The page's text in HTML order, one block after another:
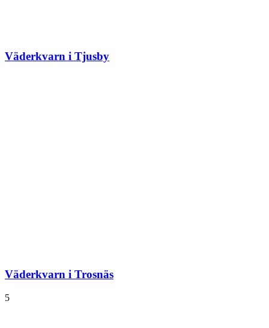
Väderkvarn i Tjusby
Väderkvarn i Trosnäs
5